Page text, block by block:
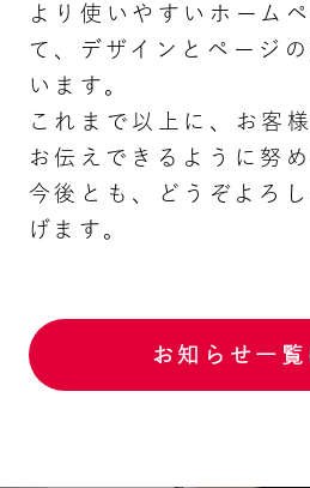
より使いやすいホーム
て、デザインとページ
います。
これまで以上に、お客
お伝えできるように努
今後とも、どうぞよろ
げます。
お知らせ一覧